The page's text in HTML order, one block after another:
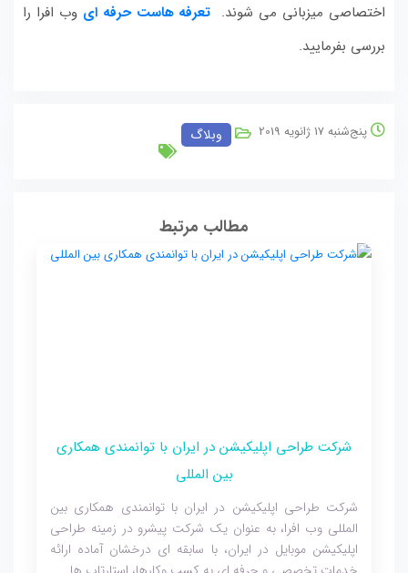
اختصاصی میزبانی می شوند. تعرفه هاست حرفه ای وب افرا را
بررسی بفرمایید.
پنج‌شنبه 17 ژانویه 2019 وبلاگ
مطالب مرتبط
شرکت طراحی اپلیکیشن در ایران با توانمندی همکاری
بین المللی
شرکت طراحی اپلیکیشن در ایران با توانمندی همکاری بین
المللی وب افرا، به عنوان یک شرکت پیشرو در زمینه طراحی
اپلیکیشن موبایل در ایران، با سابقه ای درخشان آماده ارائه